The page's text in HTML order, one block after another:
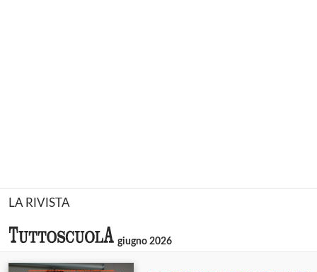
LA RIVISTA
giugno 2026